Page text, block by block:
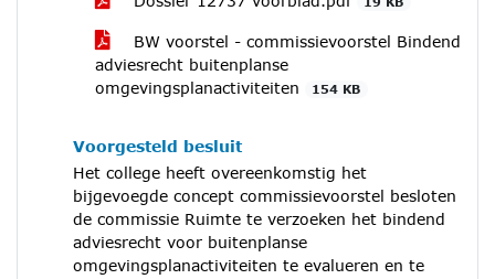
BW voorstel - commissievoorstel Bindend
adviesrecht buitenplanse
omgevingsplanactiviteiten
154 KB
Voorgesteld besluit
Het college heeft overeenkomstig het
bijgevoegde concept commissievoorstel besloten
de commissie Ruimte te verzoeken het bindend
adviesrecht voor buitenplanse
omgevingsplanactiviteiten te evalueren en te